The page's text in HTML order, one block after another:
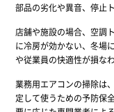
部品の劣化や異音、停止
店舗や施設の場合、空調
に冷房が効かない、冬場
や従業員の快適性が損な
業務用エアコンの掃除は
定して使うための予防保